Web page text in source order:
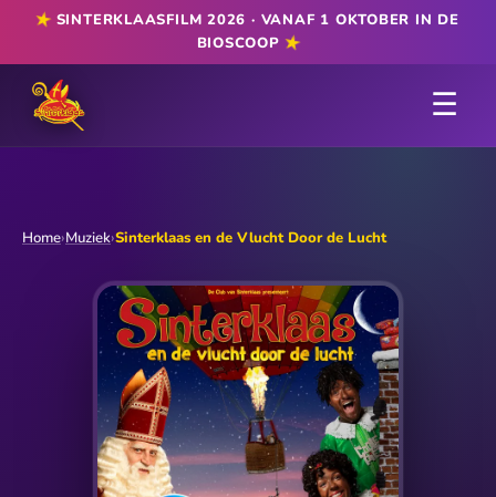
★SINTERKLAASFILM 2026 · VANAF 1 OKTOBER IN DE
BIOSCOOP ★
☰
Home›Muziek›Sinterklaas en de Vlucht Door de Lucht